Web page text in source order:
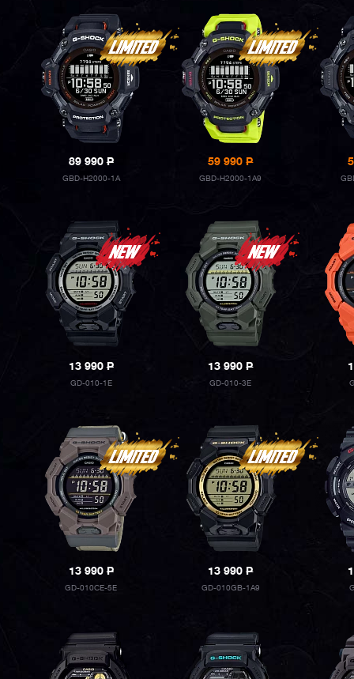
89 990P
GBD-H2000-1A
59 990P
GBD-H2000-1A9
13 990P
GD-010-1E
13 990P
GD-010-3E
13 990P
GD-010CE-5E
13 990P
GD-010GB-1A9